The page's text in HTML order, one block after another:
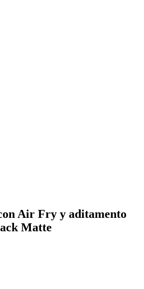
Air Fry y aditamento
Matte